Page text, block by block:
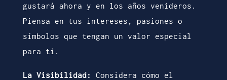
gustará ahora y en los años venideros.
Piensa en tus intereses, pasiones o
símbolos que tengan un valor especial
para ti.
La Visibilidad:
Considera cómo el